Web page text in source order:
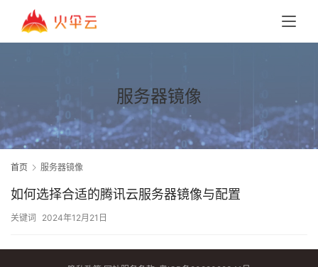
服务器镜像
首页 服务器镜像
如何选择合适的腾讯云服务器镜像与配置
关键词 2024年12月21日